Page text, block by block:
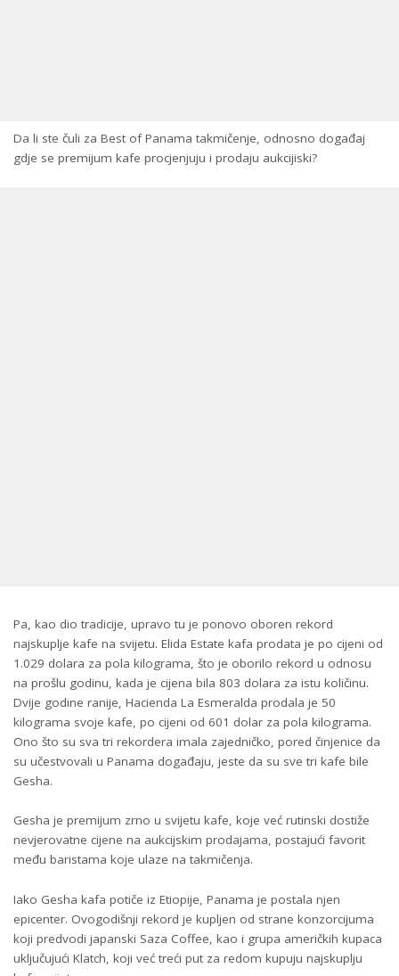
Da li ste čuli za Best of Panama takmičenje, odnosno događaj
gdje se premijum kafe procjenjuju i prodaju aukcijiski?
Pa, kao dio tradicije, upravo tu je ponovo oboren rekord
najskuplje kafe na svijetu. Elida Estate kafa prodata je po cijeni od
1.029 dolara za pola kilograma, što je oborilo rekord u odnosu
na prošlu godinu, kada je cijena bila 803 dolara za istu količinu.
Dvije godine ranije, Hacienda La Esmeralda prodala je 50
kilograma svoje kafe, po cijeni od 601 dolar za pola kilograma.
Ono što su sva tri rekordera imala zajedničko, pored činjenice da
su učestvovali u Panama događaju, jeste da su sve tri kafe bile
Gesha.
Gesha je premijum zrno u svijetu kafe, koje već rutinski dostiže
nevjerovatne cijene na aukcijskim prodajama, postajući favorit
među baristama koje ulaze na takmičenja.
Iako Gesha kafa potiče iz Etiopije, Panama je postala njen
epicenter. Ovogodišnji rekord je kupljen od strane konzorcijuma
koji predvodi japanski Saza Coffee, kao i grupa američkih kupaca
uključujući Klatch, koji već treći put za redom kupuju najskuplju